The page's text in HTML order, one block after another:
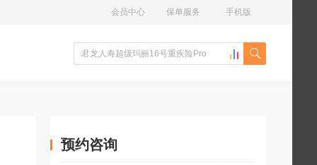
手机版
保单服务
会员中心
预约咨询